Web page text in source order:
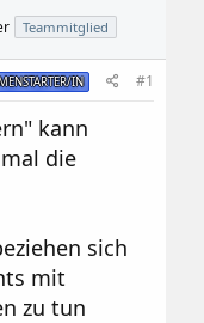
Teammitglied
IN #1
kann
die
sich
mit
zu tun